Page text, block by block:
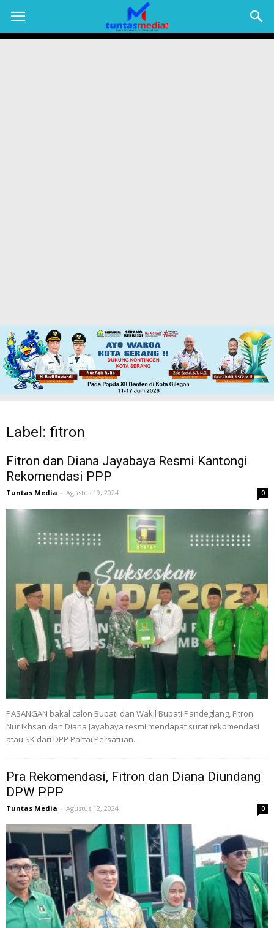
TUNTAS
Label: fitron
Fitron dan Diana Jayabaya Resmi Kantongi
Rekomendasi PPP
Tuntas Media - Agustus 19, 2024 0
PASANGAN bakal calon Bupati dan Wakil Bupati Pandeglang, Fitron
Nur Ikhsan dan Diana Jayabaya resmi mendapat surat rekomendasi
atau SK dari DPP Partai Persatuan...
Pra Rekomendasi, Fitron dan Diana Diundang
DPW PPP
Tuntas Media - Agustus 12, 2024 0